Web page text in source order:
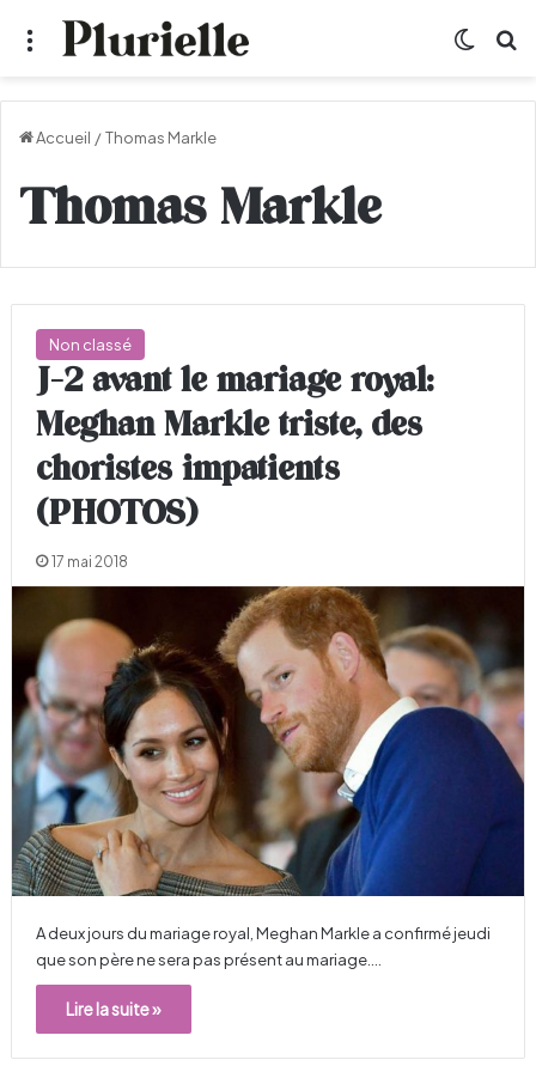
Menu
Accueil /Thomas Markle
Thomas Markle
Non classé
J-2 avant le mariage royal:
Meghan Markle triste, des
choristes impatients
(PHOTOS)
17 mai 2018
A deux jours du mariage royal, Meghan Markle a confirmé jeudi
que son père ne sera pas présent au mariage.…
Lire la suite »